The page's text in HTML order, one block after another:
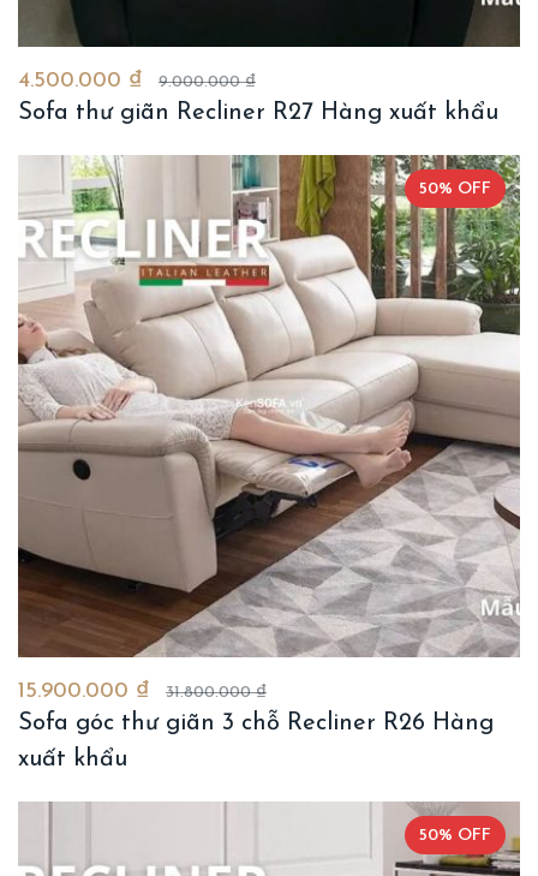
4.500.000 ₫ 9.000.000 ₫
Sofa thư giãn Recliner R27 Hàng xuất khẩu
50% OFF
15.900.000 ₫ 31.800.000 ₫
Sofa góc thư giãn 3 chỗ Recliner R26 Hàng
xuất khẩu
50% OFF